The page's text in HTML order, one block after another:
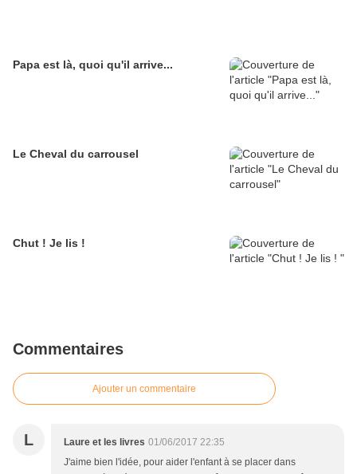
Papa est là, quoi qu'il arrive...
Le Cheval du carrousel
Chut ! Je lis !
Commentaires
Ajouter un commentaire
L Laure et les livres 01/06/2017 22:35
J'aime bien l'idée, pour aider l'enfant à se placer dans